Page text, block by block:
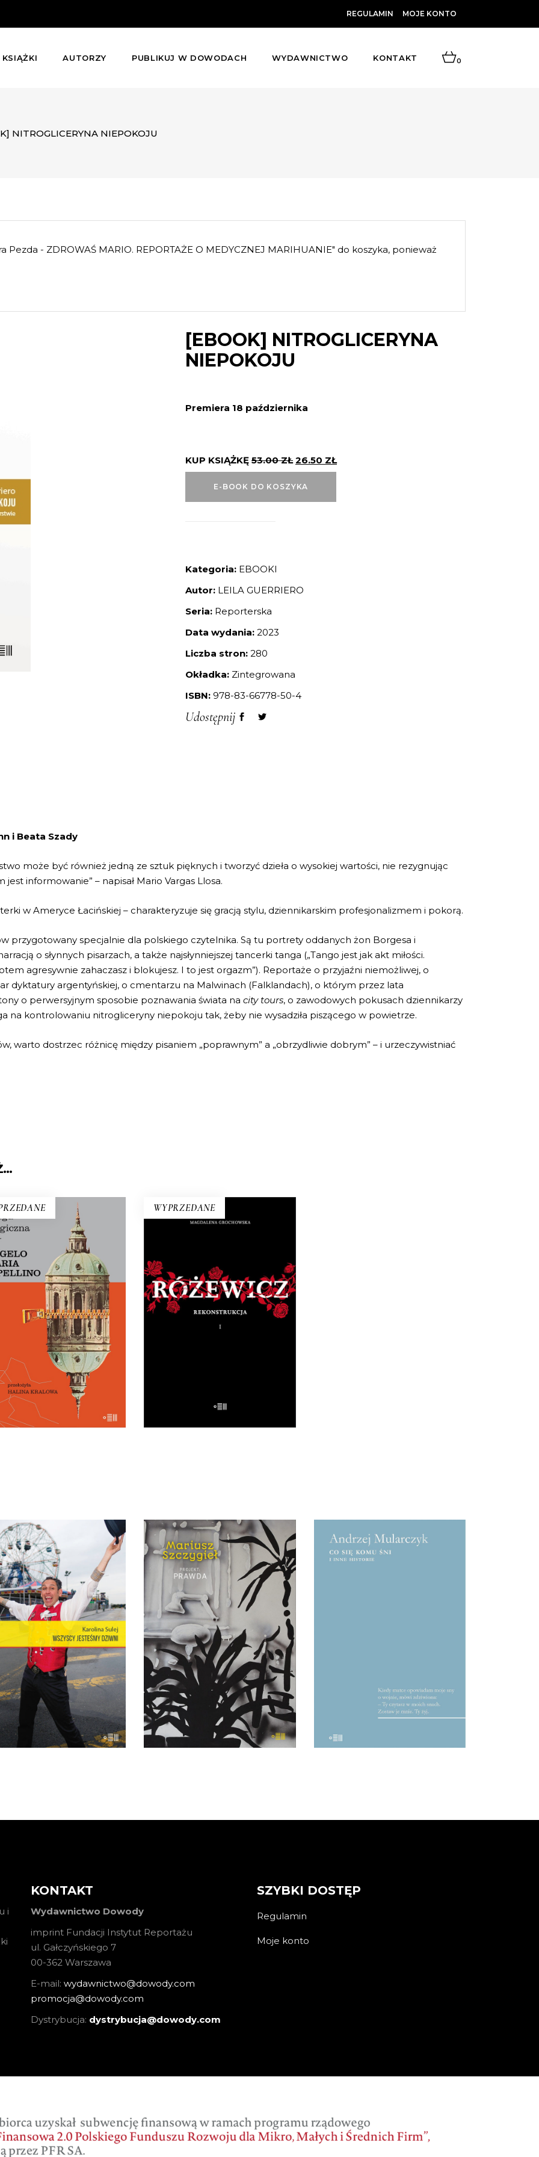
REGULAMIN MOJE KONTO
KSIĄŻKI AUTORZY PUBLIKUJ W DOWODACH WYDAWNICTWO KONTAKT 0
NITROGLICERYNA NIEPOKOJU
Pezda - ZDROWAŚ MARIO. REPORTAŻE O MEDYCZNEJ MARIHUANIE" do koszyka, ponieważ
[EBOOK] NITROGLICERYNA
NIEPOKOJU
Premiera 18 października
KUP KSIĄŻKĘ 53.00ZŁ 26.50 ZŁ
E-BOOK DO KOSZYKA
Kategoria: EBOOKI
Autor: LEILA GUERRIERO
Seria: Reporterska
Data wydania: 2023
Liczba stron: 280
Okładka: Zintegrowana
ISBN: 978-83-66778-50-4
Udostępnij
i Beata Szady
może być również jedną ze sztuk pięknych i tworzyć dzieła o wysokiej wartości, nie rezygnując
informowanie” – napisał Mario Vargas Llosa.
w Ameryce Łacińskiej – charakteryzuje się gracją stylu, dziennikarskim profesjonalizmem i pokorą.
przygotowany specjalnie dla polskiego czytelnika. Są tu portrety oddanych żon Borgesa i
o słynnych pisarzach, a także najsłynniejszej tancerki tanga („Tango jest jak akt miłości.
agresywnie zahaczasz i blokujesz. I to jest orgazm”). Reportaże o przyjaźni niemożliwej, o
dyktatury argentyńskiej, o cmentarzu na Malwinach (Falklandach), o którym przez lata
o perwersyjnym sposobie poznawania świata na city tours, o zawodowych pokusach dziennikarzy
na kontrolowaniu nitrogliceryny niepokoju tak, żeby nie wysadziła piszącego w powietrze.
warto dostrzec różnicę między pisaniem „poprawnym” a „obrzydliwie dobrym” – i urzeczywistniać
E-BOOK DO
KOSZYKA
MAGICZNA
Oto – jak mówi Mariusz
– biblia kultury czeskiej.
miłośników Pragi i czeskiej
– lektura niezbędna.
59.00 29.50zł
WYPRZEDANE
KOSZYKA
REKONSTRUKCJA (tom 1)
Na pytanie: „Kim jesteś?”,
Tadeusz Różewicz odpowiedział
przed laty: „Kto mnie uważnie
Karolina Sulej –
JESTEŚMY
OPOWIEŚCI Z
CONEY ISLAND
Island – dzielnica Nowego
gdzie miasto łączy się z
oceanem, niegdyś stolica
rozrywki, cyrków,
miasteczek – to wciąż
estetyki, idei, marzeń i
z których jest zbudowana
popkultura i nasze
Opowieść o
Coney – […]
18.00zł
[EBOOK] Mariusz Szczygieł –
PROJEKT PRAWDA
„Projekt: prawda” to pozycja,
jakiej na polskim rynku
wydawniczym jeszcze nie było.
Książka ta jest kolażem, na który
składają się miniatury Mariusza
Szczygła z własnego i cudzego
życia oraz powieść z 1959 roku
„Portret z pamięci”
zapomnianego dziś pisarza,
Stanisława […]
44.00 22.00 zł
[EBOOK] Andrzej Mularczyk
– CO SIĘ KOMU ŚNI I
INNE HISTORIE
krokiem tanecznym. To nie są
teksty […]
22.50zł
i
KONTAKT
Wydawnictwo Dowody
imprint Fundacji Instytut Reportażu
ul. Gałczyńskiego 7
00-362 Warszawa
E-mail: wydawnictwo@dowody.com
promocja@dowody.com
Dystrybucja: dystrybucja@dowody.com
SZYBKI DOSTĘP
Regulamin
Moje konto